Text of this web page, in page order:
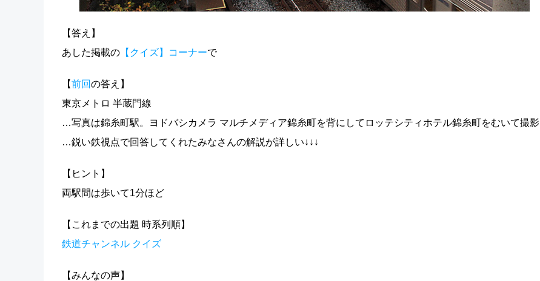
【答え】
あした掲載の 【クイズ】コーナーで
【前回の答え】
東京メトロ 半蔵門線
…写真は錦糸町駅。ヨドバシカメラ マルチメディア錦糸町を背にしてロッテシティホテル錦糸町をむいて撮影
…鋭い鉄視点で回答してくれたみなさんの解説が詳しい↓↓↓
【ヒント】
両駅間は歩いて1分ほど
【これまでの出題 時系列順】
鉄道チャンネル クイズ
【みんなの声】